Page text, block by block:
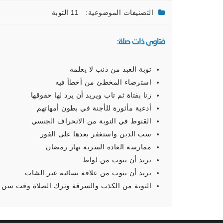
التصنيفات الموضوعية: 11 التوبة
فتاوى ذات صلة:
توبة العبد من ذنب لا يعلمه
استرضاء المخطئ من أخطأ فيه
زنا بفتاة ثم تاب ويريد أن يرد لها حقوقها
أدعية مأثورة للأجنة في بطون أمهاتهم
القنوط في التوبة من الانحراف الجنسي
سب الدين واستغفر بعدها على الفور
ممارسة العادة السرية نهار رمضان
يريد أن يتوب من لواط
يريد أن يتوب من علاقة نسائية عبر الشات
التوبة من الكذب والسرقة وترك الصلاة وقت سن